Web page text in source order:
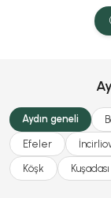
Aydın geneli
Efeler
Köşk Kuşadası